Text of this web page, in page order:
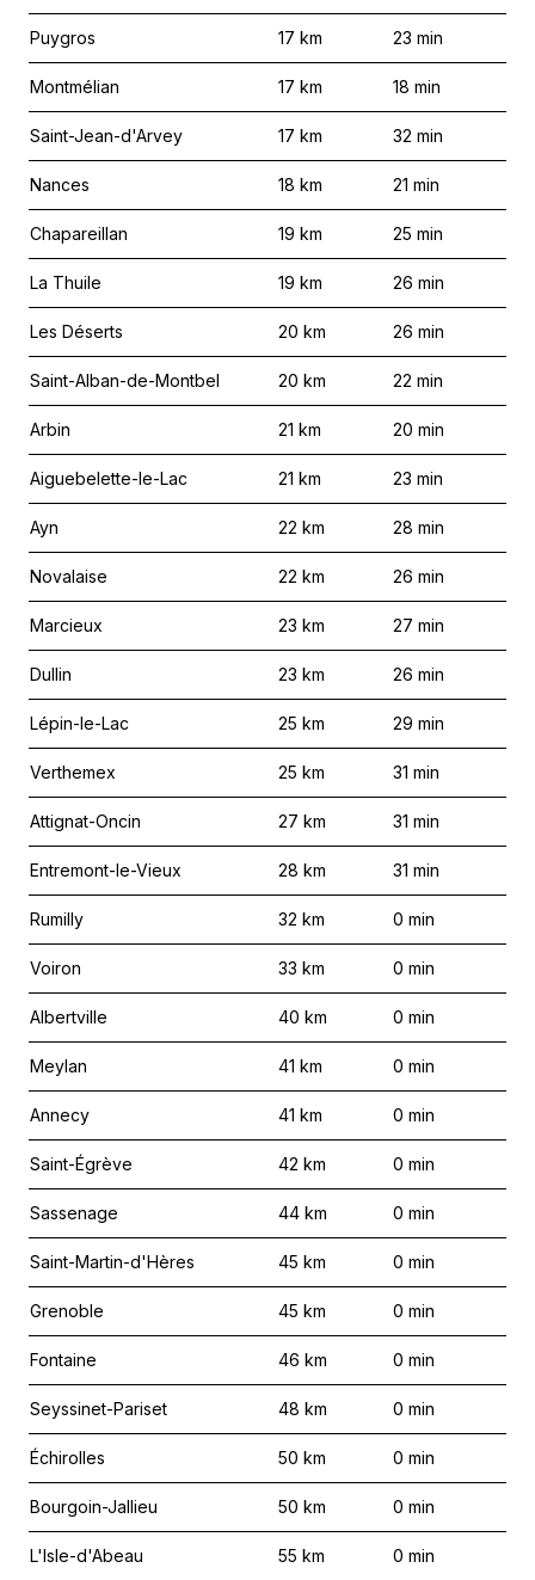
Puygros 17 km 23 min
Montmélian 17 km 18 min
Saint-Jean-d'Arvey 17 km 32 min
Nances 18 km 21 min
Chapareillan 19 km 25 min
La Thuile 19 km 26 min
Les Déserts 20 km 26 min
Saint-Alban-de-Montbel 20 km 22 min
Arbin 21 km 20 min
Aiguebelette-le-Lac 21 km 23 min
Ayn 22 km 28 min
Novalaise 22 km 26 min
Marcieux 23 km 27 min
Dullin 23 km 26 min
Lépin-le-Lac 25 km 29 min
Verthemex 25 km 31 min
Attignat-Oncin 27 km 31 min
Entremont-le-Vieux 28 km 31 min
Rumilly 32 km 0 min
Voiron 33 km 0 min
Albertville 40 km 0 min
Meylan 41 km 0 min
Annecy 41 km 0 min
Saint-Égrève 42 km 0 min
Sassenage 44 km 0 min
Saint-Martin-d'Hères 45 km 0 min
Grenoble 45 km 0 min
Fontaine 46 km 0 min
Seyssinet-Pariset 48 km 0 min
Échirolles 50 km 0 min
Bourgoin-Jallieu 50 km 0 min
L'Isle-d'Abeau 55 km 0 min